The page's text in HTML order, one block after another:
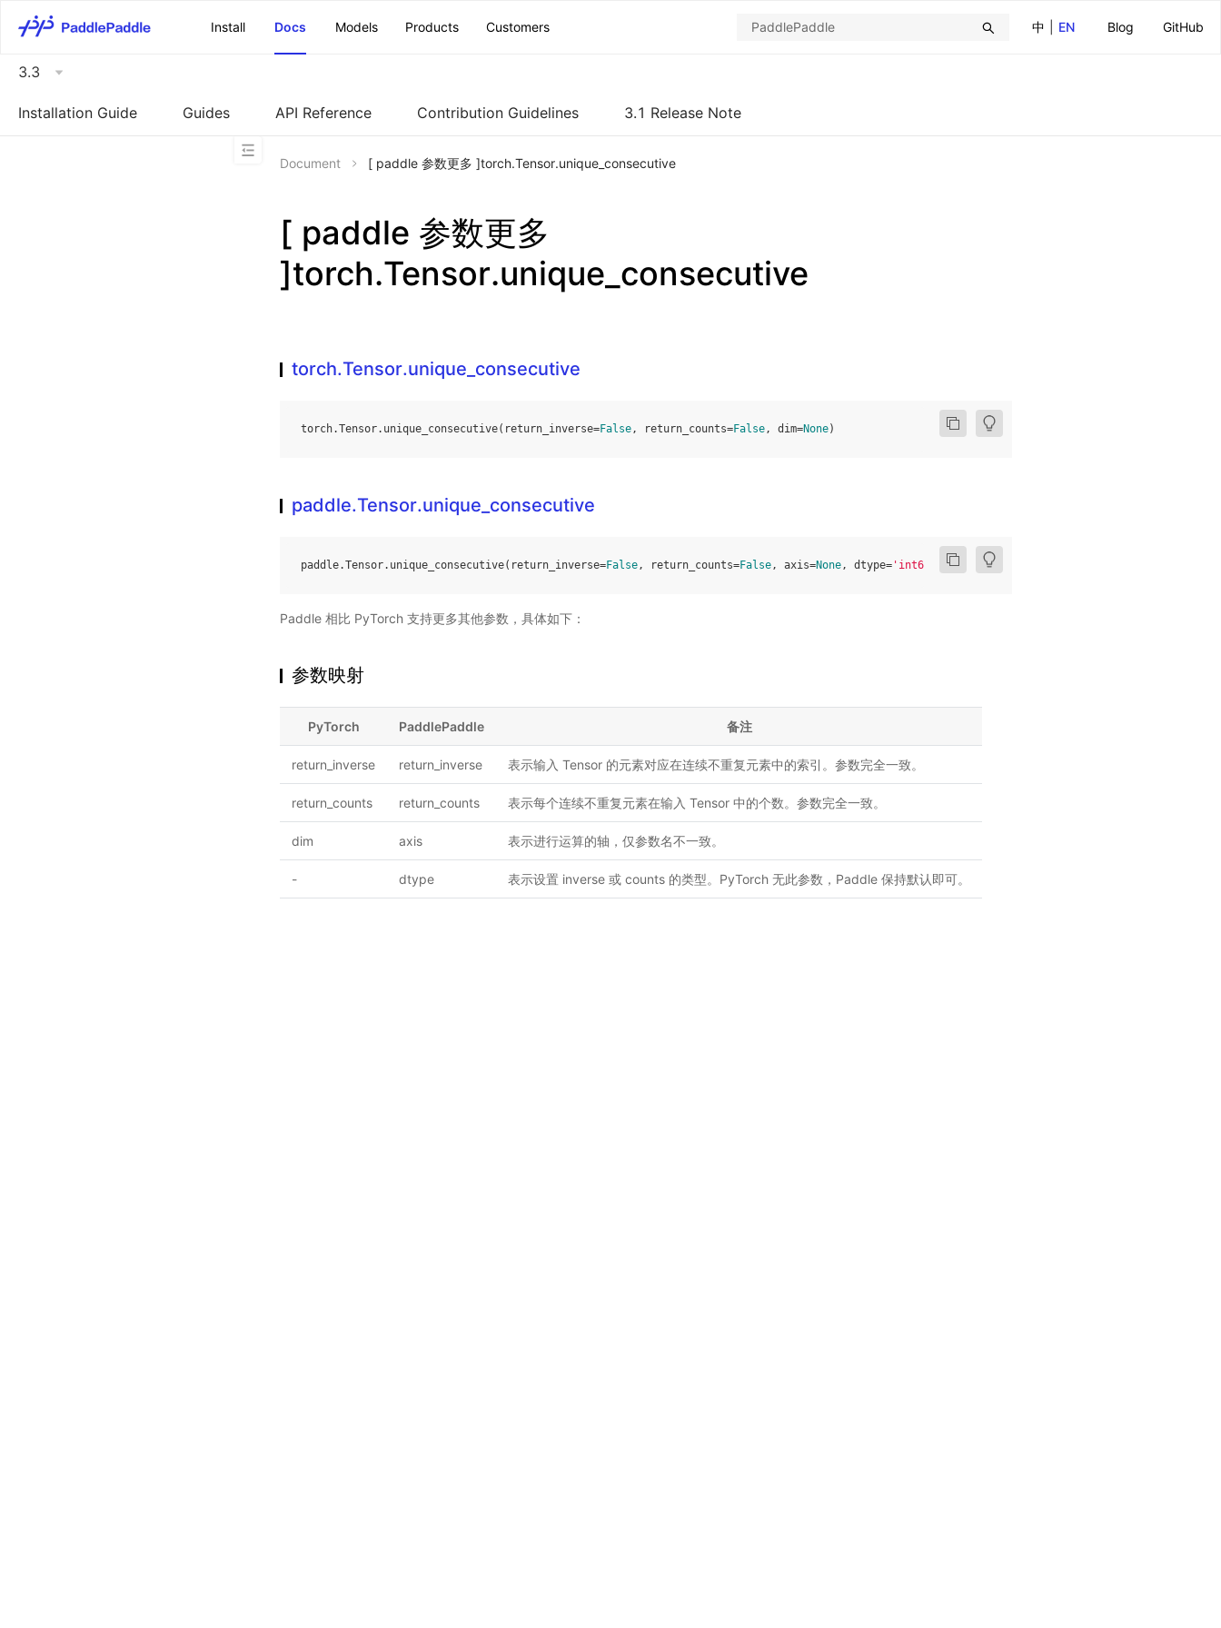
中
EN Blog GitHub
Install Docs Models Products Customers
3.3
Installation Guide Guides API Reference Contribution Guidelines 3.1 Release Note
Document [ paddle 参数更多 ]torch.Tensor.unique_consecutive
[ paddle 参数更多
]torch.Tensor.unique_consecutive
torch.Tensor.unique_consecutive
torch.Tensor. unique_consecutive( return_inverse=False, return_counts=False, dim=None)
paddle.Tensor.unique_consecutive
paddle.Tensor. unique_consecutive( return_inverse=False, return_counts=False, axis=None, dtype= 'int64' name None
Paddle 相比 PyTorch 支持更多其他参数，具体如下：
参数映射
PyTorch PaddlePaddle 备注
return_inverse return_inverse 表示输入 Tensor 的元素对应在连续不重复元素中的索引。参数完全一致。
return_counts return_counts 表示每个连续不重复元素在输入 Tensor 中的个数。参数完全一致。
dim axis 表示进行运算的轴，仅参数名不一致。
- dtype 表示设置 inverse 或 counts 的类型。PyTorch 无此参数，Paddle 保持默认即可。